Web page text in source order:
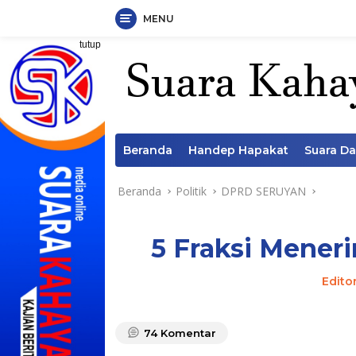
Langsung
konten
MENU
tutup
Beranda Handep Hapakat Suara
Beranda Politik DPRD SERUYAN
5 Fraksi
74 Komentar